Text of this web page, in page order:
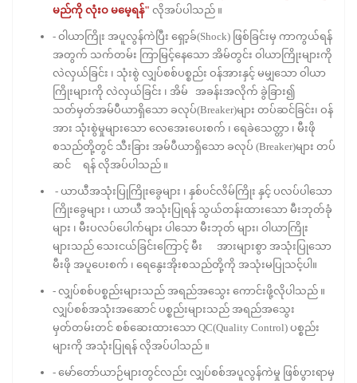
မည်ကို လုံးဝ မမေ့ရန်" လိုအပ်ပါသည် ။
- ဝါယာကြိုး အပူလွန်ကဲပြီး ရှော့ခ်(Shock) ဖြစ်ခြင်းမှ ကာကွယ်ရန်
အတွက် သက်တမ်း ကြာမြင့်နေသော အိမ်တွင်း ဝါယာကြိုးများကို
လဲလှယ်ခြင်း ၊ သုံးစွဲ လျှပ်စစ်ပစ္စည်း ဝန်အားနှင့် မမျှသော ဝါယာ
ကြိုးများကို လဲလှယ်ခြင်း ၊ အိမ် အခန်းအလိုက် ခွဲခြား၍
သတ်မှတ်အမ်ပီယာရှိသော ခလုပ်(Breaker)များ တပ်ဆင်ခြင်း၊ ဝန်
အား သုံးစွဲမှုများသော လေအေးပေးစက် ၊ ရေခဲသေတ္တာ ၊ မီးဖို
စသည်တို့တွင် သီးခြား အမ်ပီယာရှိသော ခလုပ် (Breaker)များ တပ်
ဆင် ရန် လိုအပ်ပါသည် ။
- ယာယီအသုံးပြုကြိုးခွေများ ၊ နှစ်ပင်လိမ်ကြိုး နှင့် ပလပ်ပါသော
ကြိုးခွေများ ၊ ယာယီ အသုံးပြုရန် သွယ်တန်းထားသော မီးဘုတ်ခုံ
များ ၊ မီးပလပ်ပေါက်များ ပါသော မီးဘုတ် များ၊ ဝါယာကြိုး
များသည် သေးငယ်ခြင်းကြောင့် မီး အားများစွာ အသုံးပြုသော
မီးဖို အပူပေးစက် ၊ ရေနွေးအိုးစသည်တို့ကို အသုံးမပြုသင့်ပါ။
- လျှပ်စစ်ပစ္စည်းများသည် အရည်အသွေး ကောင်းဖို့လိုပါသည် ။
လျှပ်စစ်အသုံးအဆောင် ပစ္စည်းများသည် အရည်အသွေး
မှတ်တမ်းတင် စစ်ဆေးထားသော QC(Quality Control) ပစ္စည်း
များကို အသုံးပြုရန် လိုအပ်ပါသည် ။
- မော်တော်ယာဉ်များတွင်လည်း လျှပ်စစ်အပူလွန်ကဲမှု ဖြစ်ပွားရာမှ